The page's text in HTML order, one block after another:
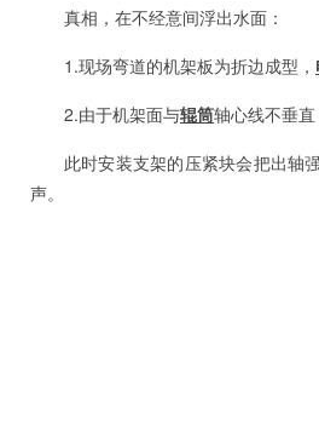
真相，在不经意间浮出水面：
1.现场弯道的机架板为折边成型，
2.由于机架面与辊筒轴心线不垂
此时安装支架的压紧块会把出轴
声。